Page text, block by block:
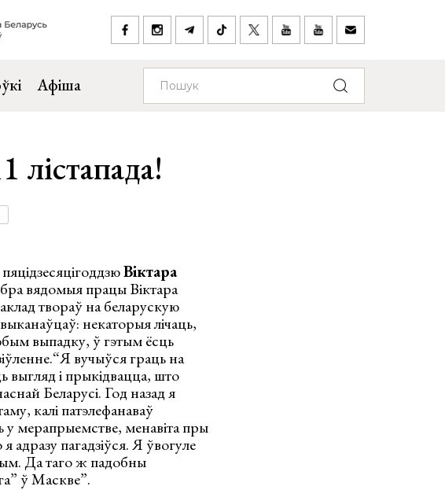
Афіша
Віктара
вядомыя працы Віктара
твораў на беларускую
некаторыя лічаць,
выпадку, ў гэтым ёсць
“Я вучыўся граць на
выгляд і прыкідвацца, што
Беларусі. Год назад я
калі патэлефанаваў
у мерапрыемстве, менавіта пры
адразу пагадзіўся. Я ўвогуле
Да таго ж падобны
ў Маскве”.